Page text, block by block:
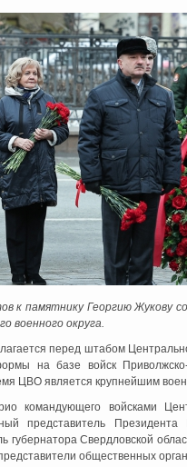
к памятнику Георгию Жукову
военного округа.
перед штабом
на базе войск Приволжско-
ЦВО является крупнейшим
командующего войсками
представитель Президента
Свердловской
общественных